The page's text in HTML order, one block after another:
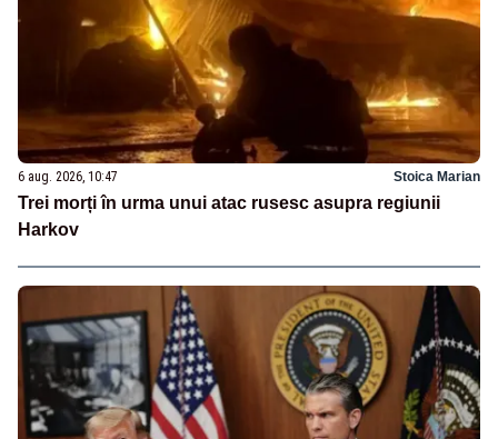
6 aug. 2026, 10:47 Stoica Marian
Trei morți în urma unui atac rusesc asupra regiunii
Harkov